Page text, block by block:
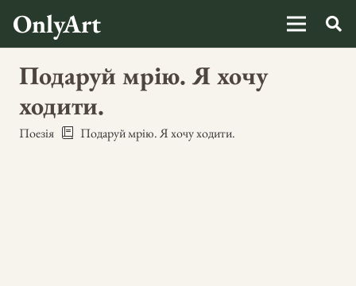
OnlyArt
Подаруй мрію. Я хочу
ходити.
Поезія Подаруй мрію. Я хочу ходити.